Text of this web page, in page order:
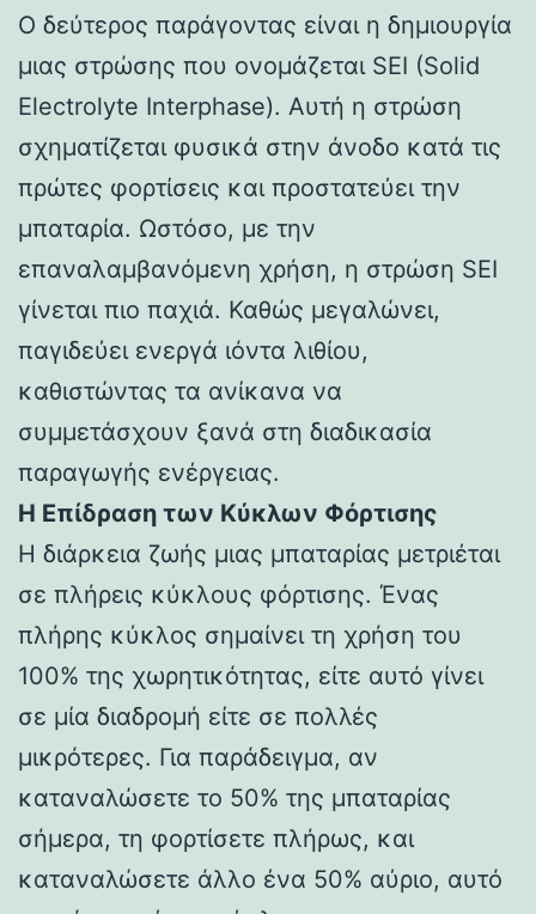
Ο δεύτερος παράγοντας είναι η δημιουργία
μιας στρώσης που ονομάζεται SEI (Solid
Electrolyte Interphase). Αυτή η στρώση
σχηματίζεται φυσικά στην άνοδο κατά τις
πρώτες φορτίσεις και προστατεύει την
μπαταρία. Ωστόσο, με την
επαναλαμβανόμενη χρήση, η στρώση SEI
γίνεται πιο παχιά. Καθώς μεγαλώνει,
παγιδεύει ενεργά ιόντα λιθίου,
καθιστώντας τα ανίκανα να
συμμετάσχουν ξανά στη διαδικασία
παραγωγής ενέργειας.
Η Επίδραση των Κύκλων Φόρτισης
Η διάρκεια ζωής μιας μπαταρίας μετριέται
σε πλήρεις κύκλους φόρτισης. Ένας
πλήρης κύκλος σημαίνει τη χρήση του
100% της χωρητικότητας, είτε αυτό γίνει
σε μία διαδρομή είτε σε πολλές
μικρότερες. Για παράδειγμα, αν
καταναλώσετε το 50% της μπαταρίας
σήμερα, τη φορτίσετε πλήρως, και
καταναλώσετε άλλο ένα 50% αύριο, αυτό